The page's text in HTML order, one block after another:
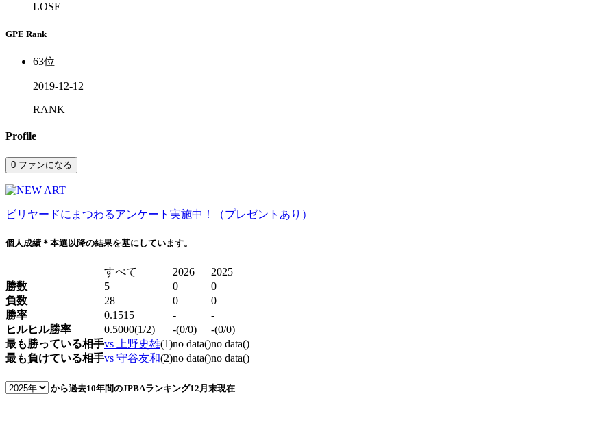
LOSE
GPE Rank
63位
2019-12-12
RANK
Profile
0 ファンになる
ビリヤードにまつわるアンケート実施中！（プレゼントあり）
個人成績 ＊本選以降の結果を基にしています。
すべて 2026
2025
勝数
5 0
0
負数
28 0
0
勝率
0.1515 -
-
ヒルヒル勝率
0.5000(1/2) -(0/0)
-(0/0)
最も勝っている相手vs 上野史雄(1)no data()no data()
最も負けている相手vs 守谷友和(2)no data()no data()
から過去10年間のJPBAランキング12月末現在